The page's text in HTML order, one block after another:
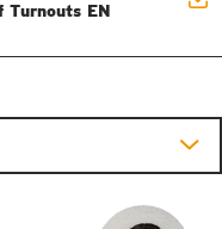
Turnouts EN